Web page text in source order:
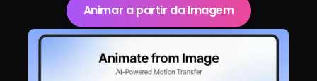
Animar a partir da Imagem